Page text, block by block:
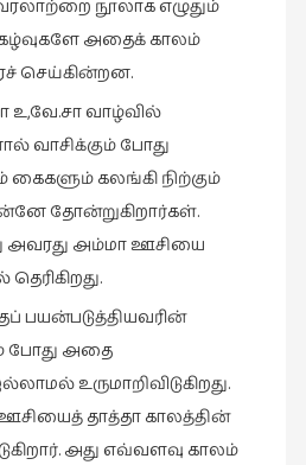
நூலாக எழுதும்
அதைக் காலம்
செய்கின்றன.
உ,வே.சா வாழ்வில்
வாசிக்கும் போது
கைகளும் கலங்கி நிற்கும்
தோன்றுகிறார்கள்.
அவரது அம்மா ஊசியை
பயன்படுத்தியவரின்
போது அதை
உருமாறிவிடுகிறது.
தாத்தா காலத்தின்
அது எவ்வளவு காலம்